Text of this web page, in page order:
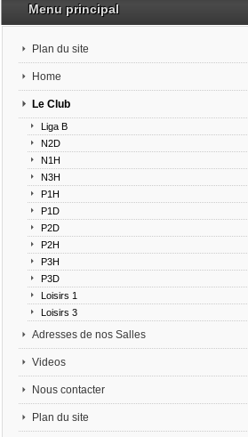
Menu principal
Plan du site
Home
Le Club
Liga B
N2D
N1H
N3H
P1H
P1D
P2D
P2H
P3H
P3D
Loisirs 1
Loisirs 3
Adresses de nos Salles
Videos
Nous contacter
Plan du site